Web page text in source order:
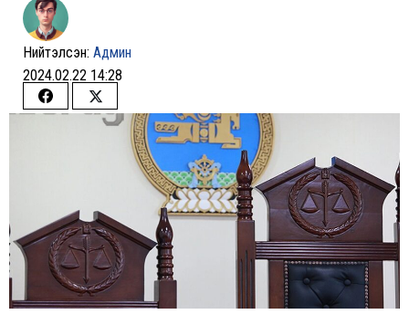
Нийтэлсэн: Админ
2024.02.22 14:28
Share
Share
Twitter